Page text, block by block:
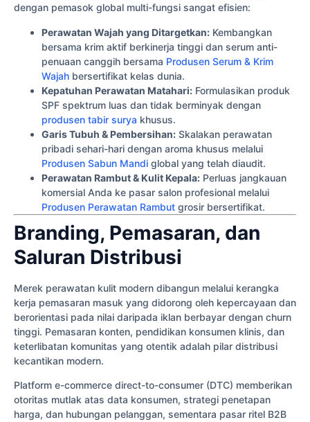
dengan pemasok global multi-fungsi sangat efisien:
Perawatan Wajah yang Ditargetkan: Kembangkan
bersama krim aktif berkinerja tinggi dan serum anti-
penuaan canggih bersama Produsen Serum & Krim
Wajah bersertifikat kelas dunia.
Kepatuhan Perawatan Matahari: Formulasikan produk
SPF spektrum luas dan tidak berminyak dengan
produsen tabir surya khusus.
Garis Tubuh & Pembersihan: Skalakan perawatan
pribadi sehari-hari dengan aroma khusus melalui
Produsen Sabun Mandi global yang telah diaudit.
Perawatan Rambut & Kulit Kepala: Perluas jangkauan
komersial Anda ke pasar salon profesional melalui
Produsen Perawatan Rambut grosir bersertifikat.
Branding, Pemasaran, dan
Saluran Distribusi
Merek perawatan kulit modern dibangun melalui kerangka
kerja pemasaran masuk yang didorong oleh kepercayaan dan
berorientasi pada nilai daripada iklan berbayar dengan churn
tinggi. Pemasaran konten, pendidikan konsumen klinis, dan
keterlibatan komunitas yang otentik adalah pilar distribusi
kecantikan modern.
Platform e-commerce direct-to-consumer (DTC) memberikan
otoritas mutlak atas data konsumen, strategi penetapan
harga, dan hubungan pelanggan, sementara pasar ritel B2B